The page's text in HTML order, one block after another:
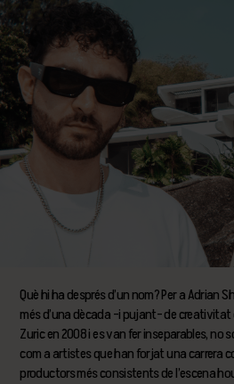
Què hi ha després d’un nom? Per a Adrian
més d’una dècada –i pujant– de
Zuric en 2008 i es van fer inseparables, no
com a artistes que han forjat una carrera
productors més consistents de l’escena